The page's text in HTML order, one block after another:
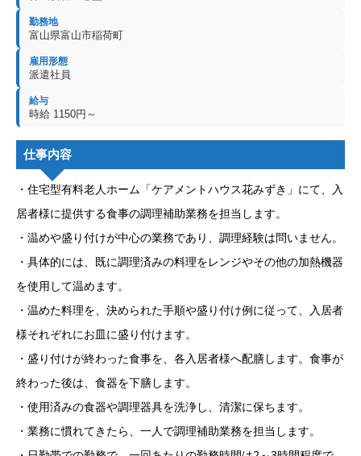
勤務地
富山県富山市稲荷町
雇用形態
派遣社員
給与
時給 1150円～
仕事内容
・住宅型有料老人ホーム「ケアメントハウス花みずき」にて、入
居者様に提供する食事の調理補助業務を担当します。
・温めや盛り付けが中心の業務であり、調理経験は問いません。
・具体的には、既に調理済みの料理をレンジやその他の加熱機器
を使用して温めます。
・温めた料理を、決められた手順や盛り付け例に従って、入居者
様それぞれにお皿に盛り付けます。
・盛り付けが終わった食事を、各入居者様へ配膳します。食事が
終わった後は、食器を下膳します。
・使用済みの食器や調理器具を洗浄し、清潔に保ちます。
・業務に慣れてきたら、一人で調理補助業務を担当します。